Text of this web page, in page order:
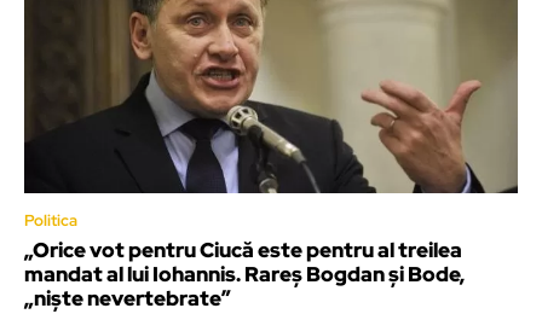
Politica
„Orice vot pentru Ciucă este pentru al treilea
mandat al lui Iohannis. Rareș Bogdan și Bode,
„niște nevertebrate”